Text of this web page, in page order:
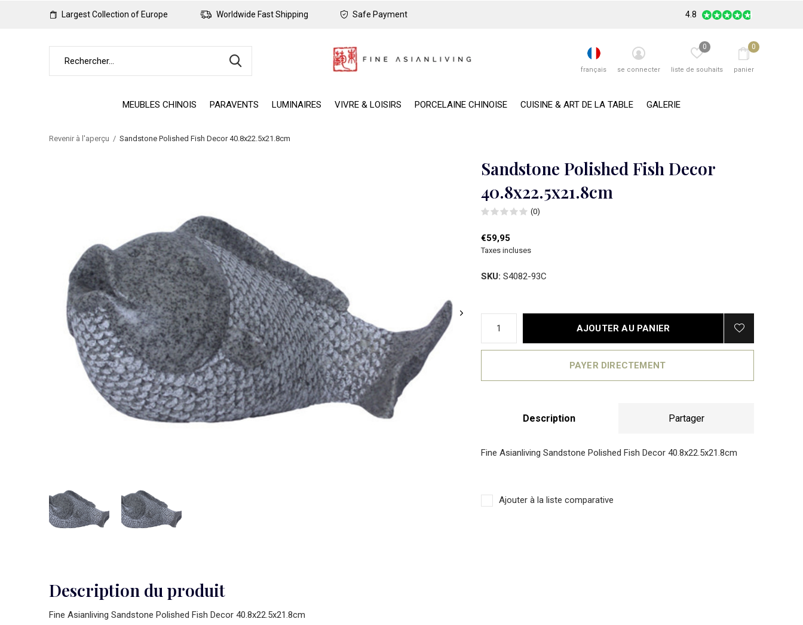
MEUBLES CHINOIS PARAVENTS LUMINAIRES VIVRE & LOISIRS PORCELAINE CHINOISE CUISINE & ART DE LA TABLE GALERIE
français se connecter liste de souhaits
0
panier
0
Largest Collection of Europe Worldwide Fast Shipping Safe Payment 4.8
Revenir à l'aperçu Sandstone Polished Fish Decor 40.8x22.5x21.8cm
Sandstone Polished Fish Decor
40.8x22.5x21.8cm
(0)
€59,95
Taxes incluses
SKU: S4082-93C
AJOUTER AU PANIER
PAYER DIRECTEMENT
Description Partager
Fine Asianliving Sandstone Polished Fish Decor 40.8x22.5x21.8cm
Ajouter à la liste comparative
Description du produit
Fine Asianliving Sandstone Polished Fish Decor 40.8x22.5x21.8cm